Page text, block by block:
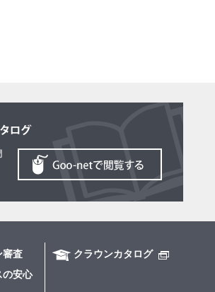
審査
の安心
クラウンカタログ